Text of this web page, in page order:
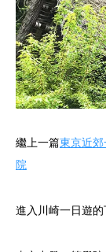
繼上一篇東京近
院
進入川崎一日遊的